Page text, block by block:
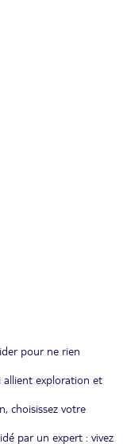
pour ne rien
allient exploration et
choisissez votre
par un expert : vivez